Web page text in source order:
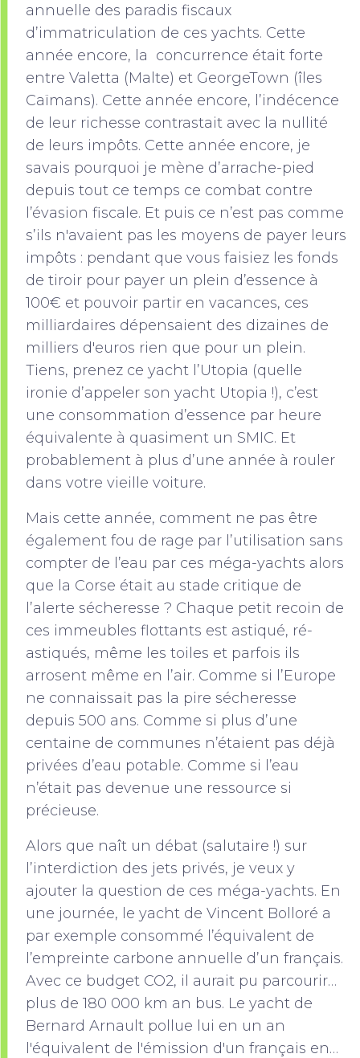
annuelle des paradis fiscaux
d’immatriculation de ces yachts. Cette
année encore, la concurrence était forte
entre Valetta (Malte) et GeorgeTown (îles
Caïmans). Cette année encore, l’indécence
de leur richesse contrastait avec la nullité
de leurs impôts. Cette année encore, je
savais pourquoi je mène d’arrache-pied
depuis tout ce temps ce combat contre
l’évasion fiscale. Et puis ce n’est pas comme
s’ils n'avaient pas les moyens de payer leurs
impôts : pendant que vous faisiez les fonds
de tiroir pour payer un plein d’essence à
100€ et pouvoir partir en vacances, ces
milliardaires dépensaient des dizaines de
milliers d'euros rien que pour un plein.
Tiens, prenez ce yacht l’Utopia (quelle
ironie d’appeler son yacht Utopia !), c’est
une consommation d’essence par heure
équivalente à quasiment un SMIC. Et
probablement à plus d’une année à rouler
dans votre vieille voiture.
Mais cette année, comment ne pas être
également fou de rage par l’utilisation sans
compter de l’eau par ces méga-yachts alors
que la Corse était au stade critique de
l’alerte sécheresse ? Chaque petit recoin de
ces immeubles flottants est astiqué, ré-
astiqués, même les toiles et parfois ils
arrosent même en l’air. Comme si l’Europe
ne connaissait pas la pire sécheresse
depuis 500 ans. Comme si plus d’une
centaine de communes n’étaient pas déjà
privées d’eau potable. Comme si l’eau
n’était pas devenue une ressource si
précieuse.
Alors que naît un débat (salutaire !) sur
l’interdiction des jets privés, je veux y
ajouter la question de ces méga-yachts. En
une journée, le yacht de Vincent Bolloré a
par exemple consommé l’équivalent de
l’empreinte carbone annuelle d’un français.
Avec ce budget CO2, il aurait pu parcourir…
plus de 180 000 km an bus. Le yacht de
Bernard Arnault pollue lui en un an
l'équivalent de l'émission d'un français en…